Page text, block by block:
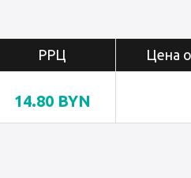
РРЦ Цена
14.80BYN